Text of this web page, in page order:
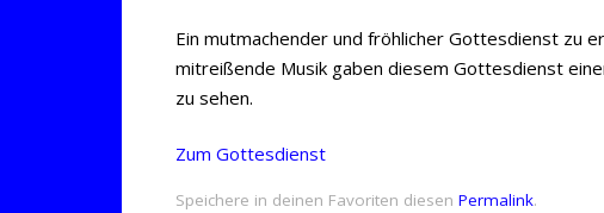
Ein mutmachender und fröhlicher Gottesdienst zu
mitreißende Musik gaben diesem Gottesdienst
zu sehen.
Zum Gottesdienst
Speichere in deinen Favoriten diesen Permalink.